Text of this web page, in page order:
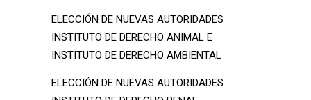
ELECCIÓN DE NUEVAS AUTORIDADES
INSTITUTO DE DERECHO ANIMAL E
INSTITUTO DE DERECHO AMBIENTAL
ELECCIÓN DE NUEVAS AUTORIDADES